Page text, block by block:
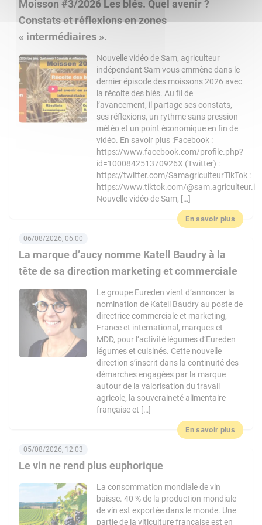
Moisson #3/2026 Les blés. Quel avenir ?
Constats et réflexions en zones
« intermédiaires ».
Nouvelle vidéo de Sam, agriculteur
indépendant Sam vous emmène dans le
dernier épisode des moissons 2026 avec
la récolte des blés. Au fil de
l’avancement, il partage ses constats,
ses réflexions, un rythme sans pression
météo et un point économique en fin de
vidéo. En savoir plus :Facebook :
https://www.facebook.com/profile.php?
id=100084251370926X (Twitter) :
https://twitter.com/SamagriculteurTikTok :
https://www.tiktok.com/@sam.agriculteur.i
Nouvelle vidéo de Sam, […]
En savoir plus
La marque d’aucy nomme Katell Baudry à la
tête de sa direction marketing et commerciale
06/08/2026, 06:00
Le groupe Eureden vient d’annoncer la
nomination de Katell Baudry au poste de
directrice commerciale et marketing,
France et international, marques et
MDD, pour l’activité légumes d’Eureden
légumes et cuisinés. Cette nouvelle
direction s’inscrit dans la continuité des
démarches engagées par la marque
autour de la valorisation du travail
agricole, la souveraineté alimentaire
française et […]
En savoir plus
Le vin ne rend plus euphorique
05/08/2026, 12:03
La consommation mondiale de vin
baisse. 40 % de la production mondiale
de vin est exportée dans le monde. Une
partie de la viticulture française est en